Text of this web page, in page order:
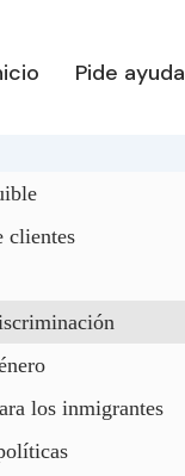
Pide ayuda
clientes
los inmigrantes